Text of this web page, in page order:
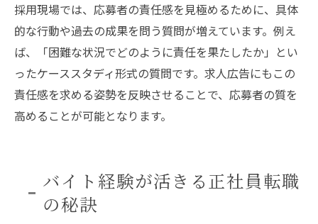
採用現場では、応募者の責任感を見極めるために、具体
的な行動や過去の成果を問う質問が増えています。例え
ば、「困難な状況でどのように責任を果たしたか」とい
ったケーススタディ形式の質問です。求人広告にもこの
責任感を求める姿勢を反映させることで、応募者の質を
高めることが可能となります。
バイト経験が活きる正社員転職
の秘訣